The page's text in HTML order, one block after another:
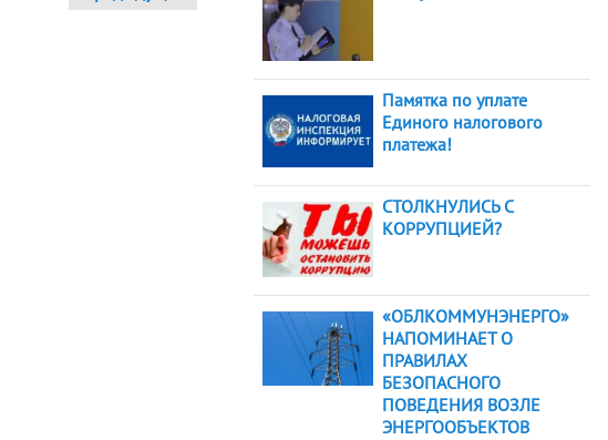
Памятка по уплате
Единого налогового
платежа!
СТОЛКНУЛИСЬ С
КОРРУПЦИЕЙ?
«ОБЛКОММУНЭНЕРГО»
НАПОМИНАЕТ О
ПРАВИЛАХ
БЕЗОПАСНОГО
ПОВЕДЕНИЯ ВОЗЛЕ
ЭНЕРГООБЪЕКТОВ